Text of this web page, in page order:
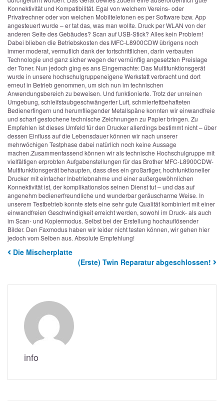
Konnektivität und Kompatibilität. Egal von welchem Vereins- oder
Privatrechner oder von welchen Mobiltelefonen es per Software bzw. App
angesteuert wurde – er tat das, was man wollte. Druck per WLAN von der
anderen Seite des Gebäudes? Scan auf USB-Stick? Alles kein Problem!
Dabei blieben die Betriebskosten des MFC-L8900CDW übrigens noch
immer moderat, vermutlich dank der fortschrittlichen, darin verbauten
Technologie und ganz sicher wegen der vernünftig angesetzten Preislage
der Toner. Nun jedoch ging es ans Eingemachte: Das Multifunktionsgerät
wurde in unsere hochschulgruppeneigene Werkstatt verbracht und dort
erneut in Betrieb genommen, um sich nun im technischen
Anwendungsbereich zu beweisen. Und funktionierte. Trotz der unreinen
Umgebung, schleifstaubgeschwängerter Luft, schmierfettbehafteten
Bedienerfingern und herumfliegender Metallspäne konnten wir einwandfreie
und scharf gestochene technische Zeichnungen zu Papier bringen. Zu
Empfehlen ist dieses Umfeld für den Drucker allerdings bestimmt nicht – über
dessen Einfluss auf die Lebensdauer können wir nach unserer
mehrwöchigen Testphase dabei natürlich noch keine Aussage
machen.Zusammenfassend können wir als technische Hochschulgruppe mit
vielfältigen erprobten Aufgabenstellungen für das Brother MFC-L8900CDW-
Multifunktionsgerät behaupten, dass dies ein großartiger, hochfunktioneller
Drucker mit einfacher Inbetriebnahme und einer außergewöhnlichen
Konnektivität ist, der komplikationslos seinen Dienst tut – und das auf
angenehm bedienerfreundliche und wunderbar geräuscharme Weise. In
unserem Testbetrieb konnte stets eine sehr gute Qualität kombiniert mit einer
einwandfreien Geschwindigkeit erreicht werden, sowohl im Druck- als auch
im Scan- und Kopiermodus. Selbst bei der Erstellung hochauflösender
Bilder. Den Faxmodus haben wir leider nicht testen können, wir gehen hier
jedoch vom Selben aus. Absolute Empfehlung!
Die Mischerplatte
(Erste) Twin Reparatur abgeschlossen!
info